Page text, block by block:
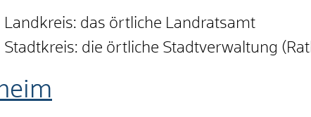
das örtliche Landratsamt
die örtliche Stadtverwaltung